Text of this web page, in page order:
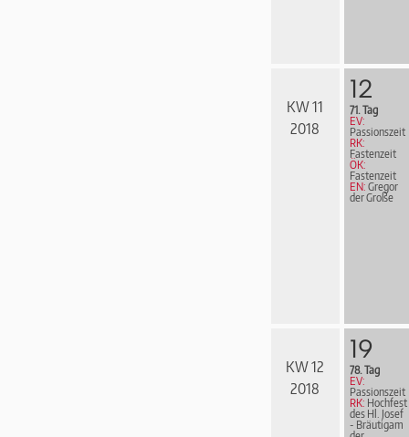
KW 11
2018
12
71. Tag
EV:
Passionszeit
RK:
Fastenzeit
ÖK:
Fastenzeit
EN: Gregor
der Große
KW 12
2018
19
78. Tag
EV:
Passionszeit
RK: Hochfest
des Hl. Josef
- Bräutigam